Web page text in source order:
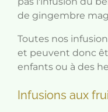
de gingembre
Toutes nos
et peuvent donc
enfants ou à des
Infusions aux